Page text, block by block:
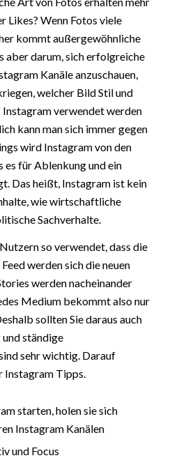
Likes? Wenn Fotos viele
kommt außergewöhnliche
aber darum, sich erfolgreiche
Kanäle anzuschauen,
welcher Bild Stil und
verwendet werden
kann man sich immer gegen
wird Instagram von den
es für Ablenkung und ein
Das heißt, Instagram ist kein
wie wirtschaftliche
Sachverhalte.
so verwendet, dass die
werden sich die neuen
werden nacheinander
Medium bekommt also nur
sollten Sie daraus auch
und ständige
sehr wichtig. Darauf
Instagram Tipps.
starten, holen sie sich
Instagram Kanälen
und Focus